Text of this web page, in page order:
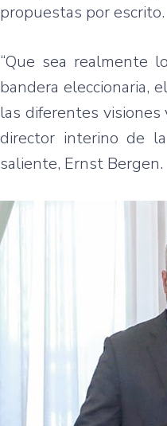
propuestas por escrito.
“Que sea realmente
bandera eleccionaria,
las diferentes
director interino de
saliente, Ernst Bergen.